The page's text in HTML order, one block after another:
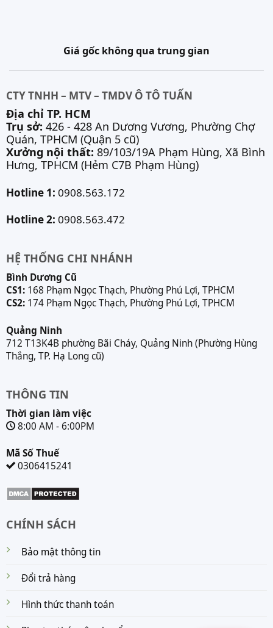
Giá gốc không qua trung gian
CTY TNHH – MTV – TMDV Ô TÔ TUẤN
Địa chỉ TP. HCM
Trụ sở: 426 - 428 An Dương Vương, Phường Chợ
Quán, TPHCM (Quận 5 cũ)
Xưởng nội thất: 89/103/19A Phạm Hùng, Xã Bình
Hưng, TPHCM (Hẻm C7B Phạm Hùng)
Hotline 1: 0908.563.172
Hotline 2: 0908.563.472
HỆ THỐNG CHI NHÁNH
Bình Dương Cũ
CS1:168 Phạm Ngọc Thạch, Phường Phú Lợi, TPHCM
CS2:174 Phạm Ngọc Thạch, Phường Phú Lợi, TPHCM
Quảng Ninh
712 T13K4B phường Bãi Cháy, Quảng Ninh (Phường Hùng
Thắng, TP. Hạ Long cũ)
THÔNG TIN
Thời gian làm việc
8:00 AM - 6:00PM
Mã Số Thuế
0306415241
CHÍNH SÁCH
Bảo mật thông tin
Đổi trả hàng
Hình thức thanh toán